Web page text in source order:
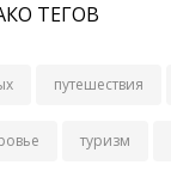
ТЕГОВ
путешествия
туризм